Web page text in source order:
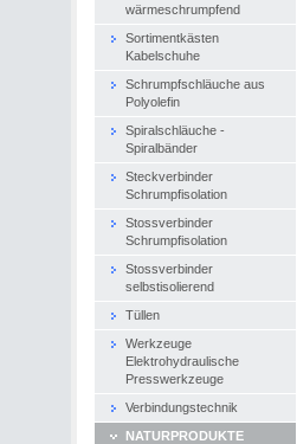
wärmeschrumpfend
Sortimentkästen
Kabelschuhe
Schrumpfschläuche aus
Polyolefin
Spiralschläuche -
Spiralbänder
Steckverbinder
Schrumpfisolation
Stossverbinder
Schrumpfisolation
Stossverbinder
selbstisolierend
Tüllen
Werkzeuge
Elektrohydraulische
Presswerkzeuge
Verbindungstechnik
NATURPRODUKTE